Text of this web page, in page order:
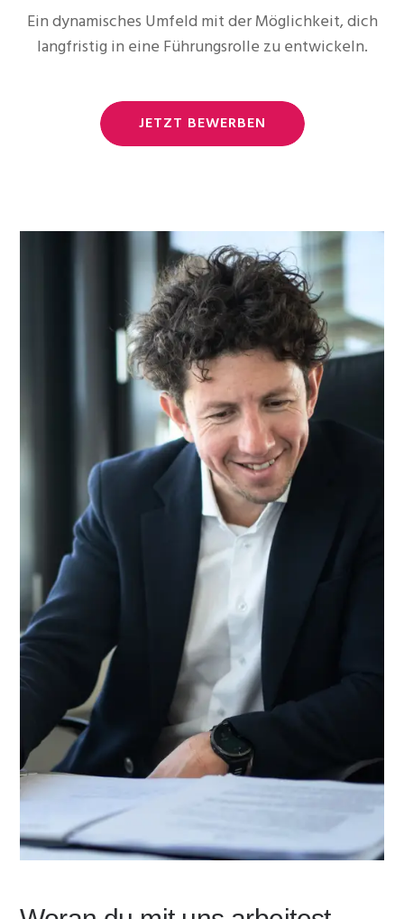
Ein dynamisches Umfeld mit der Möglichkeit, dich
langfristig in eine Führungsrolle zu entwickeln.
JETZT BEWERBEN